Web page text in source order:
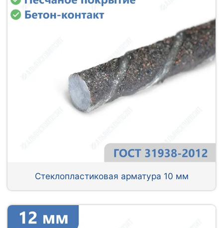
Стеклопластиковая арматура 10 мм